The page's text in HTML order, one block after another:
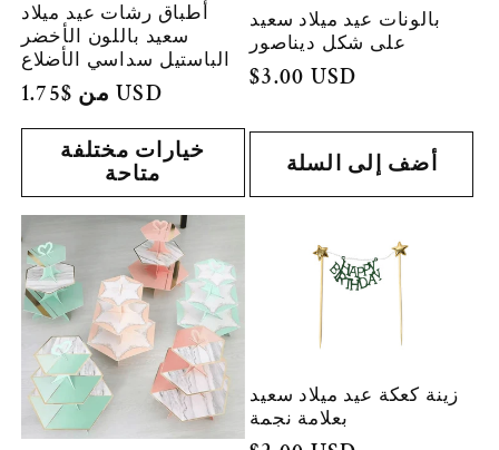
أطباق رشات عيد ميلاد
سعيد باللون الأخضر
الباستيل سداسي الأضلاع
السعر
العادي
من $1.75 USD
خيارات مختلفة
متاحة
بالونات عيد ميلاد سعيد
على شكل ديناصور
السعر
$3.00 USD
أضف إلى السلة
زينة كعكة عيد ميلاد سعيد
بعلامة نجمة